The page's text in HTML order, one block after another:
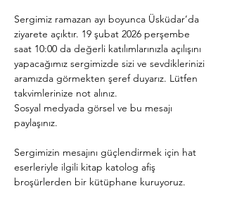
Sergimiz ramazan ayı boyunca Üsküdar’da
ziyarete açıktır. 19 şubat 2026 perşembe
saat 10:00 da değerli katılımlarınızla açılışını
yapacağımız sergimizde sizi ve sevdiklerinizi
aramızda görmekten şeref duyarız. Lütfen
takvimlerinize not alınız.
Sosyal medyada görsel ve bu mesajı
paylaşınız.
Sergimizin mesajını güçlendirmek için hat
eserleriyle ilgili kitap katolog afiş
broşürlerden bir kütüphane kuruyoruz.